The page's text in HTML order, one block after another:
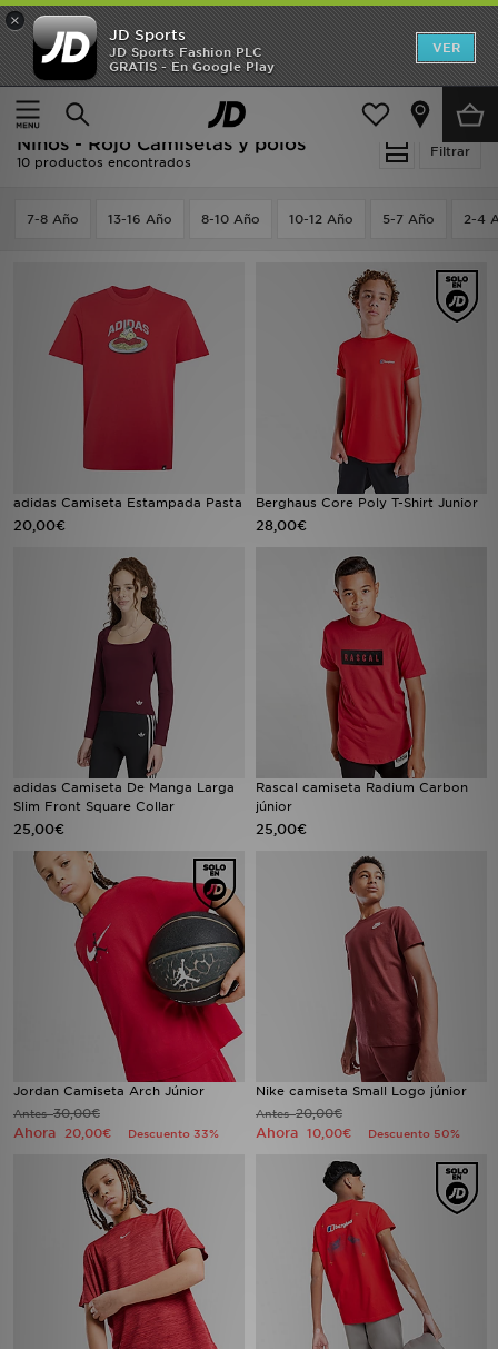
×
JD Sports
JD Sports Fashion PLC
GRATIS - En Google Play
VER
Página principal
Niños
Ropa juvenil (8-15 años)
Filtrar
Niños - Rojo Camisetas y polos
10 productos encontrados
7-8 Año 13-16 Año 8-10 Año 10-12 Año 5-7 Año 2-4
adidas Camiseta Estampada Pasta
20,00€
Berghaus Core Poly T-Shirt Junior
28,00€
adidas Camiseta De Manga Larga
Slim Front Square Collar
25,00€
Rascal camiseta Radium Carbon
júnior
25,00€
Jordan Camiseta Arch Júnior
Antes30,00€
Ahora 20,00€ Descuento 33%
Nike camiseta Small Logo júnior
Antes20,00€
Ahora 10,00€ Descuento 50%
Hombre
Mujer
Niños
Ver Marcas
Deportes & Fitness
TARJETA REGALO